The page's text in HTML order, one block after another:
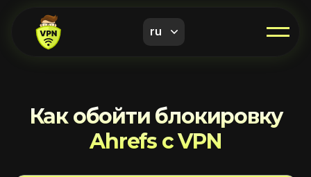
ru
Как обойти блокировку
Ahrefs с VPN